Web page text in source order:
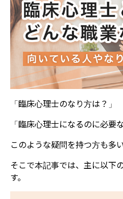
「臨床心理士のなり方は？」
「臨床心理士になるのに必要
このような疑問を持つ方も多
そこで本記事では、主に以下
す。